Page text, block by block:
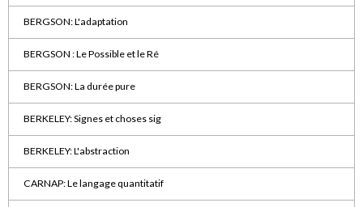
BERGSON: L'adaptation
BERGSON : Le Possible et le Ré
BERGSON: La durée pure
BERKELEY: Signes et choses sig
BERKELEY: L'abstraction
CARNAP: Le langage quantitatif